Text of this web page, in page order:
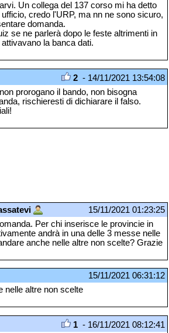
Un collega del 137 corso mi ha detto
credo l'URP, ma nn ne sono sicuro,
domanda.
se ne parlerà dopo le feste altrimenti in
la banca dati.
2 - 14/11/2021 13:54:08
prorogano il bando, non bisogna
rischieresti di dichiarare il falso.
15/11/2021 01:23:25
Per chi inserisce le provincie in
andrà in una delle 3 messe nelle
anche nelle altre non scelte? Grazie
15/11/2021 06:31:12
nelle altre non scelte
1 - 16/11/2021 08:12:41